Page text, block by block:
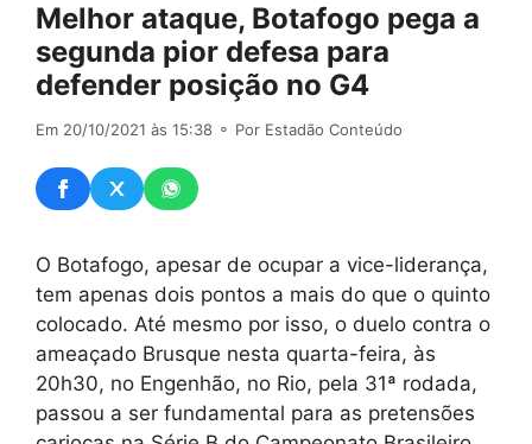
Melhor ataque, Botafogo pega a
segunda pior defesa para
defender posição no G4
Em 20/10/2021 às 15:38 ⚬ Por Estadão Conteúdo
O Botafogo, apesar de ocupar a vice-liderança,
tem apenas dois pontos a mais do que o quinto
colocado. Até mesmo por isso, o duelo contra o
ameaçado Brusque nesta quarta-feira, às
20h30, no Engenhão, no Rio, pela 31ª rodada,
passou a ser fundamental para as pretensões